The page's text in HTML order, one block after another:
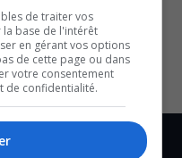
ÉCONOMIE
de traiter vos
la base de l'intérêt
en gérant vos options
de cette page ou dans
votre consentement
de confidentialité.